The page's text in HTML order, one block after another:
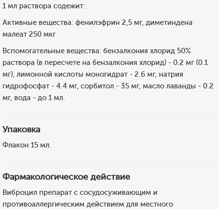
1 мл раствора содежит:
Активные вещества: фенилэфрин 2,5 мг, диметиндена
малеат 250 мкг
Вспомогательные вещества: бензалкония хлорид 50%
раствора (в пересчете на бензалкония хлорид) - 0.2 мг (0.1
мг), лимонной кислоты моногидрат - 2.6 мг, натрия
гидрофосфат - 4.4 мг, сорбитол - 35 мг, масло лаванды - 0.2
мг, вода - до 1 мл.
Упаковка
Флакон 15 мл.
Фармакологическое действие
Виброцил препарат с сосудосуживающим и
противоаллергическим действием для местного